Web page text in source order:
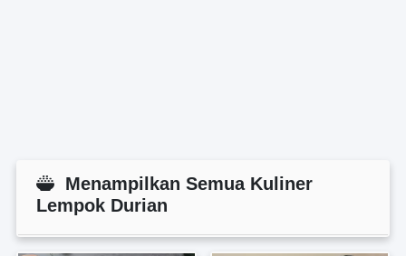
Menampilkan Semua Kuliner
Lempok Durian